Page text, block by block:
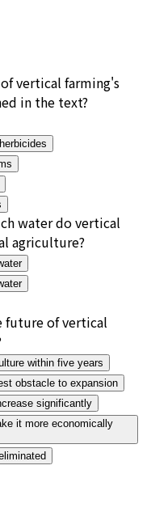
vertical farming's
in the text?
water do vertical
agriculture?
future of vertical
within five years
obstacle to expansion
significantly
it more economically